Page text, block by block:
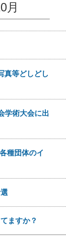
月
真等どしどし
学術大会に出
種団体のイ
ますか？